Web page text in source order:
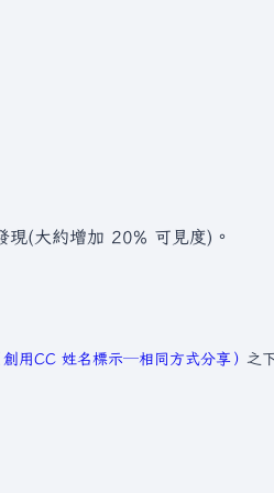
現(大約增加 20% 可見度)。
用CC 姓名標示─相同方式分享） 之